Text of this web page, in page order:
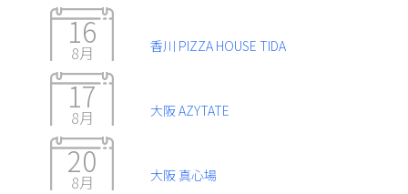
16
8月 香川 PIZZA HOUSE TIDA
17
8月 大阪 AZYTATE
20
8月 大阪 真心場